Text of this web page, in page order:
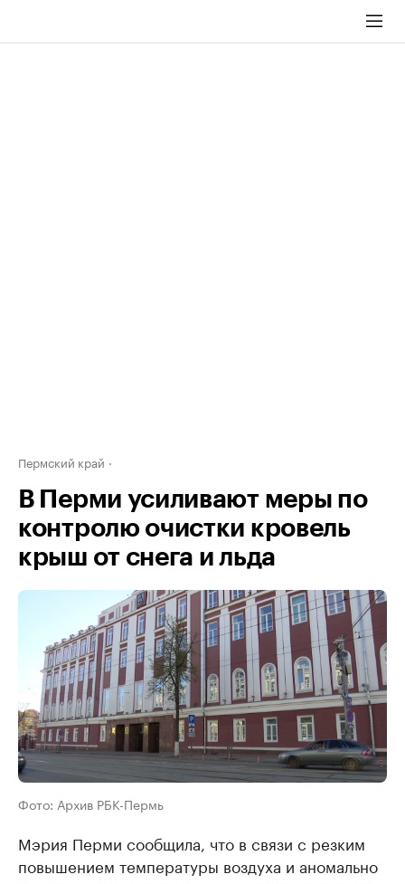
Пермский край
В Перми усиливают меры по
контролю очистки кровель
крыш от снега и льда
Фото: Архив РБК-Пермь
Мэрия Перми сообщила, что в связи с резким
повышением температуры воздуха и аномально